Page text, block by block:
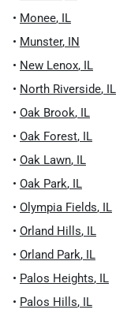
• Monee, IL
• Munster, IN
• New Lenox, IL
• North Riverside, IL
• Oak Brook, IL
• Oak Forest, IL
• Oak Lawn, IL
• Oak Park, IL
• Olympia Fields, IL
• Orland Hills, IL
• Orland Park, IL
• Palos Heights, IL
• Palos Hills, IL